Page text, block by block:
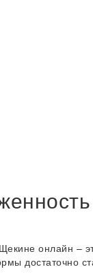
онлайн –
достаточно